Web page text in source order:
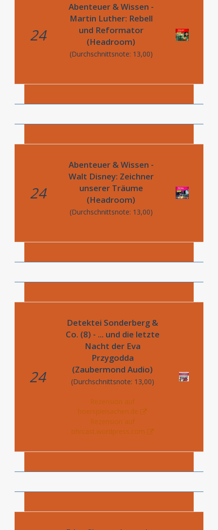
24
Abenteuer & Wissen -
Martin Luther: Rebell
und Reformator
(Headroom)
(Durchschnittsnote: 13,00)
24
Abenteuer & Wissen -
Walt Disney: Zeichner
unserer Träume
(Headroom)
(Durchschnittsnote: 13,00)
24
Detektei Sonderberg &
Co. (8) - ... und die letzte
Nacht der Eva
Przygodda
(Zaubermond Audio)
(Durchschnittsnote: 13,00)
Rezension auf
hoerspielsachen.de
Rezension auf
ohrcast.wordpress.com